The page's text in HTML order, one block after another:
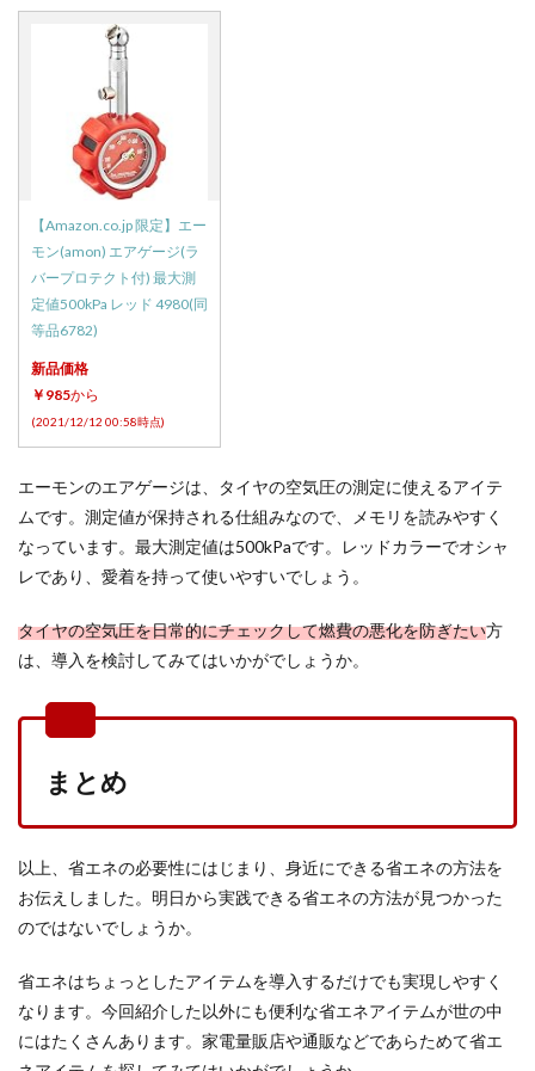
【Amazon.co.jp 限定】エー
モン(amon) エアゲージ(ラ
バープロテクト付) 最大測
定値500kPa レッド 4980(同
等品6782)
新品価格
￥985から
(2021/12/12 00:58時点)
エーモンのエアゲージは、タイヤの空気圧の測定に使えるアイテ
ムです。測定値が保持される仕組みなので、メモリを読みやすく
なっています。最大測定値は500kPaです。レッドカラーでオシャ
レであり、愛着を持って使いやすいでしょう。
タイヤの空気圧を日常的にチェックして燃費の悪化を防ぎたい方
は、導入を検討してみてはいかがでしょうか。
まとめ
以上、省エネの必要性にはじまり、身近にできる省エネの方法を
お伝えしました。明日から実践できる省エネの方法が見つかった
のではないでしょうか。
省エネはちょっとしたアイテムを導入するだけでも実現しやすく
なります。今回紹介した以外にも便利な省エネアイテムが世の中
にはたくさんあります。家電量販店や通販などであらためて省エ